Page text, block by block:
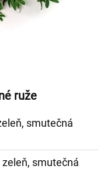
ruže
smutečná
smutečná